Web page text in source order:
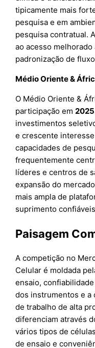
tipicamente mais
pesquisa e em
pesquisa contratual.
ao acesso
padronização de
Médio Oriente &
O Médio Oriente &
participação em2025
investimentos
e crescente
capacidades de
frequentemente
líderes e centros de
expansão do
mais ampla de
suprimento
Paisagem
A competição no
Celular é moldada
ensaio,
dos instrumentos e a
de trabalho de alta
diferenciam através
vários tipos de
de ensaio e